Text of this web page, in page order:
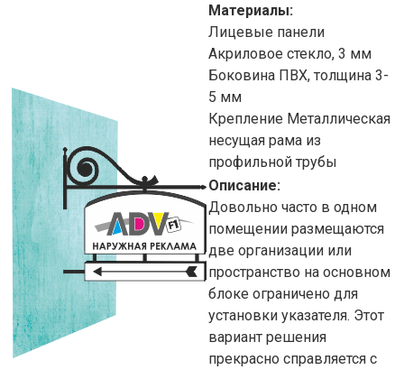
Материалы:
Лицевые панели
Акриловое стекло, 3 мм
Боковина ПВХ, толщина 3-
5 мм
Крепление Металлическая
несущая рама из
профильной трубы
Описание:
Довольно часто в одном
помещении размещаются
две организации или
пространство на основном
блоке ограничено для
установки указателя. Этот
вариант решения
прекрасно справляется с